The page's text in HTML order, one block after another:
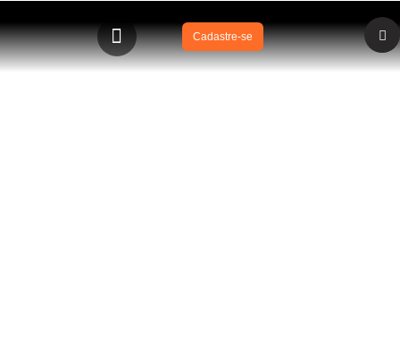
Cadastre-se